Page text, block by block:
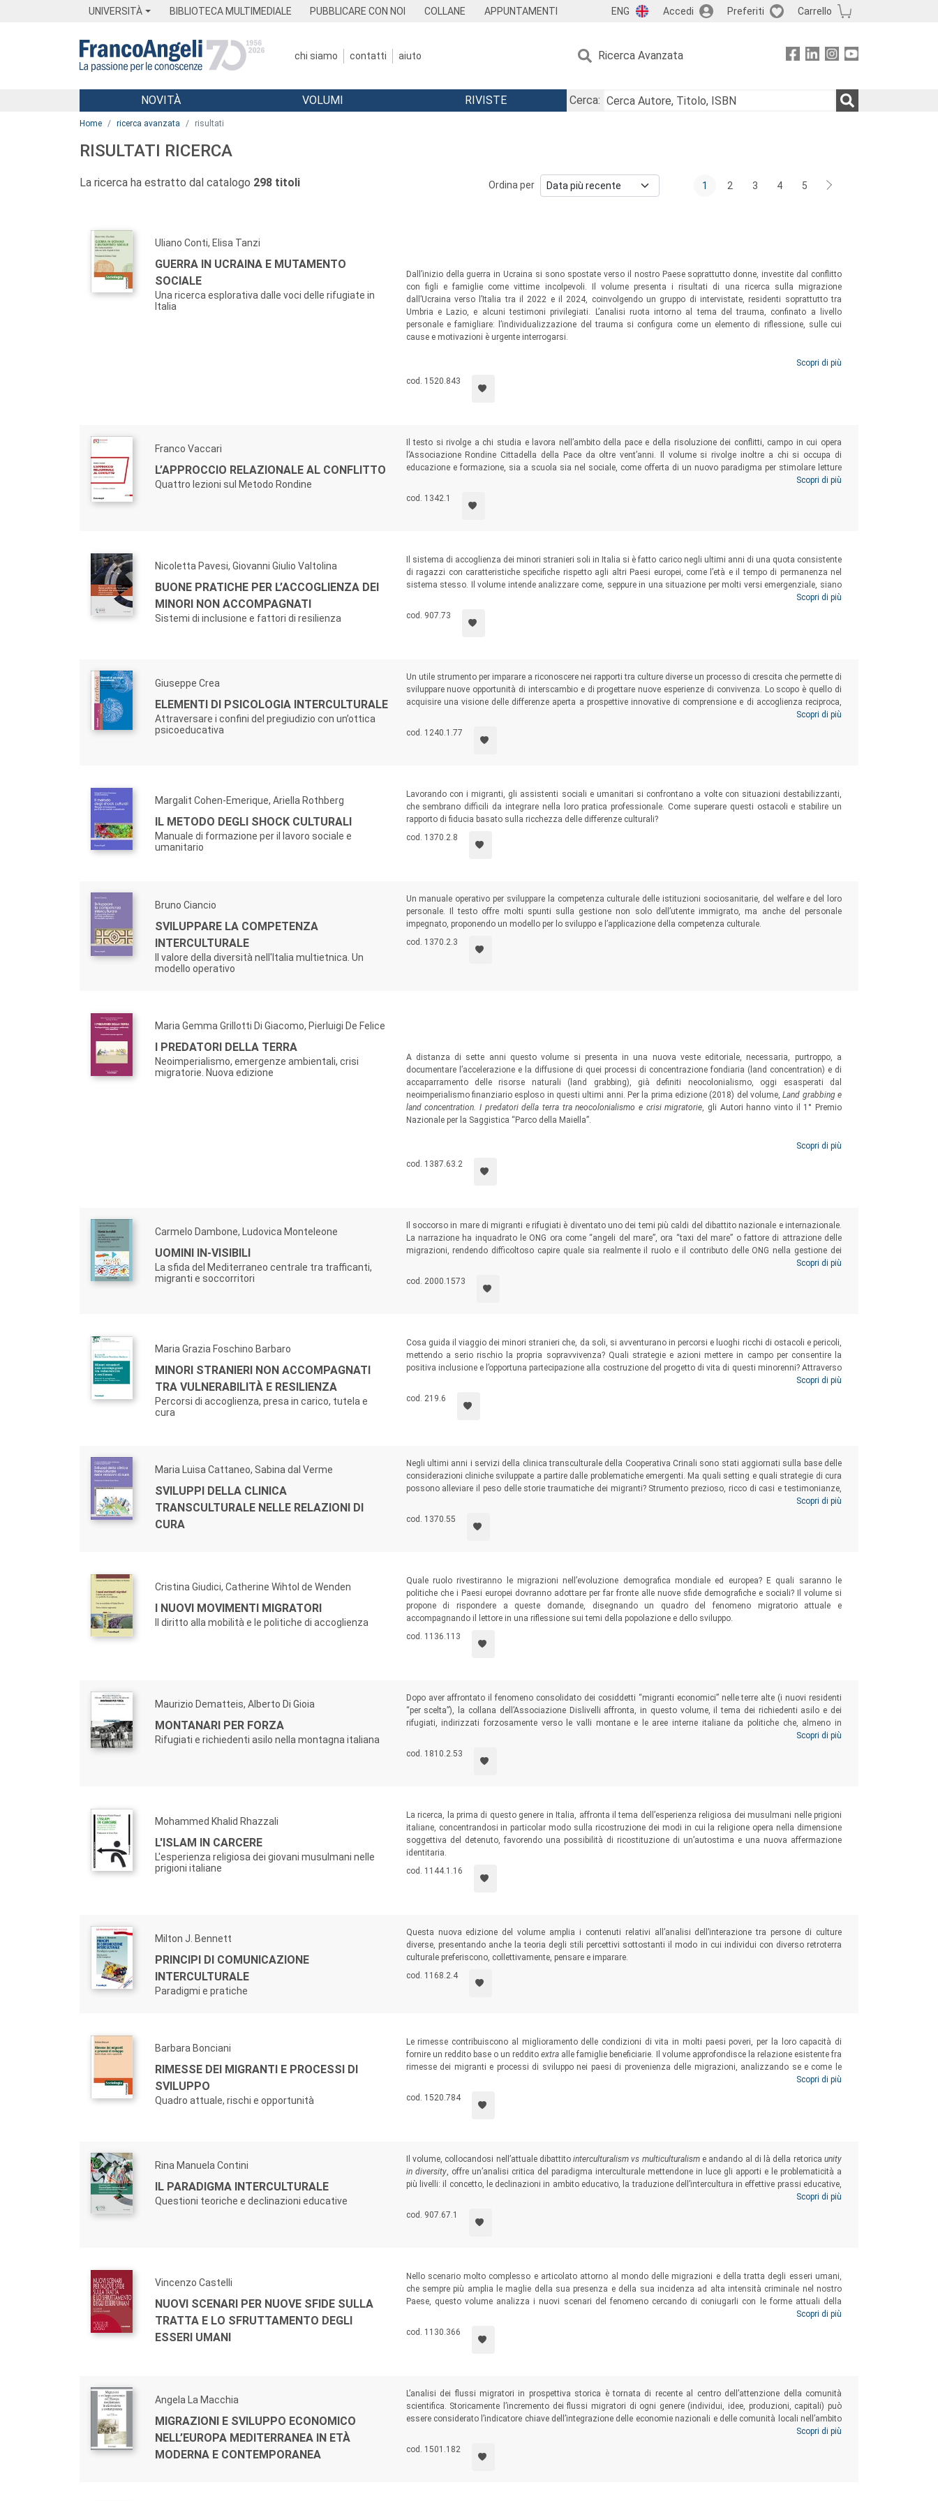
UNIVERSITÀ BIBLIOTECA MULTIMEDIALE PUBBLICARE CON NOI COLLANE APPUNTAMENTI ENG Accedi Preferiti Carrello
chi siamo contatti aiuto Ricerca Avanzata
Menu
NOVITÀ VOLUMI RIVISTE
Cerca:
Home ricerca avanzata risultati
RISULTATI RICERCA
La ricerca ha estratto dal catalogo 298 titoli Ordina per 1 2 3 4 5
Uliano Conti, Elisa Tanzi
GUERRA IN UCRAINA E MUTAMENTO
SOCIALE
Una ricerca esplorativa dalle voci delle rifugiate in
Italia
Dall’inizio della guerra in Ucraina si sono spostate verso il nostro Paese soprattutto donne, investite dal conflitto
con figli e famiglie come vittime incolpevoli. Il volume presenta i risultati di una ricerca sulla migrazione
dall’Ucraina verso l’Italia tra il 2022 e il 2024, coinvolgendo un gruppo di intervistate, residenti soprattutto tra
Umbria e Lazio, e alcuni testimoni privilegiati. L’analisi ruota intorno al tema del trauma, confinato a livello
personale e famigliare: l’individualizzazione del trauma si configura come un elemento di riflessione, sulle cui
cause e motivazioni è urgente interrogarsi.
Scopri di più
cod. 1520.843
Franco Vaccari
L’APPROCCIO RELAZIONALE AL CONFLITTO
Quattro lezioni sul Metodo Rondine
Il testo si rivolge a chi studia e lavora nell’ambito della pace e della risoluzione dei conflitti, campo in cui opera
l’Associazione Rondine Cittadella della Pace da oltre vent’anni. Il volume si rivolge inoltre a chi si occupa di
educazione e formazione, sia a scuola sia nel sociale, come offerta di un nuovo paradigma per stimolare letture
originali delle proprie esperienze professionali e come supporto scientifico ai percorsi formativi di Rondine
Academy, l’accademia dell’Associazione nata con l’obiettivo di far fiorire talenti e relazioni generative.
Scopri di più
cod. 1342.1
Nicoletta Pavesi, Giovanni Giulio Valtolina
BUONE PRATICHE PER L’ACCOGLIENZA DEI
MINORI NON ACCOMPAGNATI
Sistemi di inclusione e fattori di resilienza
Il sistema di accoglienza dei minori stranieri soli in Italia si è fatto carico negli ultimi anni di una quota consistente
di ragazzi con caratteristiche specifiche rispetto agli altri Paesi europei, come l’età e il tempo di permanenza nel
sistema stesso. Il volume intende analizzare come, seppure in una situazione per molti versi emergenziale, siano
stati attivati nel Nord come nel Sud Italia servizi, iniziative, progetti che possono essere qualificati come buone
pratiche, sviluppate in un’ottica interculturale.
Scopri di più
cod. 907.73
Giuseppe Crea
ELEMENTI DI PSICOLOGIA INTERCULTURALE
Attraversare i confini del pregiudizio con un’ottica
psicoeducativa
Un utile strumento per imparare a riconoscere nei rapporti tra culture diverse un processo di crescita che permette di
sviluppare nuove opportunità di interscambio e di progettare nuove esperienze di convivenza. Lo scopo è quello di
acquisire una visione delle differenze aperta a prospettive innovative di comprensione e di accoglienza reciproca,
che aiutino a varcare i confini delle diffidenze per sperimentare una nuova identità. Un’identità arricchita da mondi
diversi che si incontrano.
Scopri di più
cod. 1240.1.77
Margalit Cohen-Emerique, Ariella Rothberg
IL METODO DEGLI SHOCK CULTURALI
Manuale di formazione per il lavoro sociale e
umanitario
Lavorando con i migranti, gli assistenti sociali e umanitari si confrontano a volte con situazioni destabilizzanti,
che sembrano difficili da integrare nella loro pratica professionale. Come superare questi ostacoli e stabilire un
rapporto di fiducia basato sulla ricchezza delle differenze culturali?
cod. 1370.2.8
Bruno Ciancio
SVILUPPARE LA COMPETENZA
INTERCULTURALE
Il valore della diversità nell'Italia multietnica. Un
modello operativo
Un manuale operativo per sviluppare la competenza culturale delle istituzioni sociosanitarie, del welfare e del loro
personale. Il testo offre molti spunti sulla gestione non solo dell’utente immigrato, ma anche del personale
impegnato, proponendo un modello per lo sviluppo e l’applicazione della competenza culturale.
cod. 1370.2.3
Maria Gemma Grillotti Di Giacomo, Pierluigi De Felice
I PREDATORI DELLA TERRA
Neoimperialismo, emergenze ambientali, crisi
migratorie. Nuova edizione
A distanza di sette anni questo volume si presenta in una nuova veste editoriale, necessaria, purtroppo, a
documentare l’accelerazione e la diffusione di quei processi di concentrazione fondiaria (land concentration) e di
accaparramento delle risorse naturali (land grabbing), già definiti neocolonialismo, oggi esasperati dal
neoimperialismo finanziario esploso in questi ultimi anni. Per la prima edizione (2018) del volume,Land grabbing e
land concentration. I predatori della terra tra neocolonialismo e crisi migratorie, gli Autori hanno vinto il 1° Premio
Nazionale per la Saggistica “Parco della Maiella”.
Scopri di più
cod. 1387.63.2
Carmelo Dambone, Ludovica Monteleone
UOMINI IN-VISIBILI
La sfida del Mediterraneo centrale tra trafficanti,
migranti e soccorritori
Il soccorso in mare di migranti e rifugiati è diventato uno dei temi più caldi del dibattito nazionale e internazionale.
La narrazione ha inquadrato le ONG ora come “angeli del mare”, ora “taxi del mare” o fattore di attrazione delle
migrazioni, rendendo difficoltoso capire quale sia realmente il ruolo e il contributo delle ONG nella gestione dei
flussi migratori. L’auspicio è che in futuro, anche attraverso il corretto uso della comunicazione, si possano porre le
basi per la costruzione di una società più inclusiva e solidale, capace di trarre il meglio anche dalle avversità.
Scopri di più
cod. 2000.1573
Maria Grazia Foschino Barbaro
MINORI STRANIERI NON ACCOMPAGNATI
TRA VULNERABILITÀ E RESILIENZA
Percorsi di accoglienza, presa in carico, tutela e
cura
Cosa guida il viaggio dei minori stranieri che, da soli, si avventurano in percorsi e luoghi ricchi di ostacoli e pericoli,
mettendo a serio rischio la propria sopravvivenza? Quali strategie e azioni mettere in campo per consentire la
positiva inclusione e l’opportuna partecipazione alla costruzione del progetto di vita di questi minorenni? Attraverso
una pluralità di voci, questo volume offre una panoramica sul tema che abbraccia la complessità del fenomeno dal
punto di vista psicologico, normativo, socio-educativo e specialistico.
Scopri di più
cod. 219.6
Maria Luisa Cattaneo, Sabina dal Verme
SVILUPPI DELLA CLINICA
TRANSCULTURALE NELLE RELAZIONI DI
CURA
Negli ultimi anni i servizi della clinica transculturale della Cooperativa Crinali sono stati aggiornati sulla base delle
considerazioni cliniche sviluppate a partire dalle problematiche emergenti. Ma quali setting e quali strategie di cura
possono alleviare il peso delle storie traumatiche dei migranti? Strumento prezioso, ricco di casi e testimonianze,
questo testo dovrebbe essere letto da tutte le persone che a vario titolo operano nell’ambito della clinica
transculturale, nel senso ampio del termine.
Scopri di più
cod. 1370.55
Cristina Giudici, Catherine Wihtol de Wenden
I NUOVI MOVIMENTI MIGRATORI
Il diritto alla mobilità e le politiche di accoglienza
Quale ruolo rivestiranno le migrazioni nell’evoluzione demografica mondiale ed europea? E quali saranno le
politiche che i Paesi europei dovranno adottare per far fronte alle nuove sfide demografiche e sociali? Il volume si
propone di rispondere a queste domande, disegnando un quadro del fenomeno migratorio attuale e
accompagnando il lettore in una riflessione sui temi della popolazione e dello sviluppo.
cod. 1136.113
Maurizio Dematteis, Alberto Di Gioia
MONTANARI PER FORZA
Rifugiati e richiedenti asilo nella montagna italiana
Dopo aver affrontato il fenomeno consolidato dei cosiddetti “migranti economici” nelle terre alte (i nuovi residenti
“per scelta”), la collana dell’Associazione Dislivelli affronta, in questo volume, il tema dei richiedenti asilo e dei
rifugiati, indirizzati forzosamente verso le valli montane e le aree interne italiane da politiche che, almeno in
partenza, sembravano guardare più alla dispersione degli stranieri sul territorio che alla loro inclusione sociale,
temporanea o permanente che fosse.
Scopri di più
cod. 1810.2.53
Mohammed Khalid Rhazzali
L'ISLAM IN CARCERE
L'esperienza religiosa dei giovani musulmani nelle
prigioni italiane
La ricerca, la prima di questo genere in Italia, affronta il tema dell’esperienza religiosa dei musulmani nelle prigioni
italiane, concentrandosi in particolar modo sulla ricostruzione dei modi in cui la religione opera nella dimensione
soggettiva del detenuto, favorendo una possibilità di ricostituzione di un’autostima e una nuova affermazione
identitaria.
cod. 1144.1.16
Milton J. Bennett
PRINCIPI DI COMUNICAZIONE
INTERCULTURALE
Paradigmi e pratiche
Questa nuova edizione del volume amplia i contenuti relativi all’analisi dell’interazione tra persone di culture
diverse, presentando anche la teoria degli stili percettivi sottostanti il modo in cui individui con diverso retroterra
culturale preferiscono, collettivamente, pensare e imparare.
cod. 1168.2.4
Barbara Bonciani
RIMESSE DEI MIGRANTI E PROCESSI DI
SVILUPPO
Quadro attuale, rischi e opportunità
Le rimesse contribuiscono al miglioramento delle condizioni di vita in molti paesi poveri, per la loro capacità di
fornire un reddito base o un redditoextra alle famiglie beneficiarie. Il volume approfondisce la relazione esistente fra
rimesse dei migranti e processi di sviluppo nei paesi di provenienza delle migrazioni, analizzando se e come le
rimesse possano incidere sulla capacità di trasformazione delle società dei paesi in via di sviluppo e divenire
strumento a supporto di processi di autodeterminazione economica e sociale dal basso.
Scopri di più
cod. 1520.784
Rina Manuela Contini
IL PARADIGMA INTERCULTURALE
Questioni teoriche e declinazioni educative
Il volume, collocandosi nell’attuale dibattitointerculturalism vs multiculturalisme andando al di là della retorica unity
in diversity, offre un’analisi critica del paradigma interculturale mettendone in luce gli apporti e le problematicità a
più livelli: il concetto, le declinazioni in ambito educativo, la traduzione dell’intercultura in effettive prassi educative,
esaminata anche attraverso la discussione dei risultati di una ricerca empirica condotta tra insegnanti e dirigenti
scolastici nelle scuole abruzzesi.
Scopri di più
cod. 907.67.1
Vincenzo Castelli
NUOVI SCENARI PER NUOVE SFIDE SULLA
TRATTA E LO SFRUTTAMENTO DEGLI
ESSERI UMANI
Nello scenario molto complesso e articolato attorno al mondo delle migrazioni e della tratta degli esseri umani,
che sempre più amplia le maglie della sua presenza e della sua incidenza ad alta intensità criminale nel nostro
Paese, questo volume analizza i nuovi scenari del fenomeno cercando di coniugarli con le forme attuali della
vulnerabilità migrante, soprattutto lo sfruttamento lavorativo nelle sue diverse espressioni (dal caporalato in
agricoltura, all’accattonaggio, alle economie illegali, all’assistenza familiare).
Scopri di più
cod. 1130.366
Angela La Macchia
MIGRAZIONI E SVILUPPO ECONOMICO
NELL’EUROPA MEDITERRANEA IN ETÀ
MODERNA E CONTEMPORANEA
L’analisi dei flussi migratori in prospettiva storica è tornata di recente al centro dell’attenzione della comunità
scientifica. Storicamente l’incremento dei flussi migratori di ogni genere (individui, idee, produzioni, capitali) può
essere considerato l’indicatore chiave dell’integrazione delle economie nazionali e delle comunità locali nell’ambito
delle relazioni internazionali, che favorisce talvolta il passaggio dalla trappola della stagnazione allo sviluppo. Si
tratta di fenomeni di grande rilevanza e dai molteplici risvolti economici, sociali e culturali, analizzati, in questo
testo, in alcuni dei loro aspetti più peculiari.
Scopri di più
cod. 1501.182